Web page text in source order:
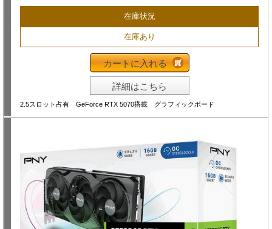
在庫状況
在庫あり
カートに入れる
詳細はこちら
2.5スロット占有 GeForce RTX 5070搭載 グラフィックボード